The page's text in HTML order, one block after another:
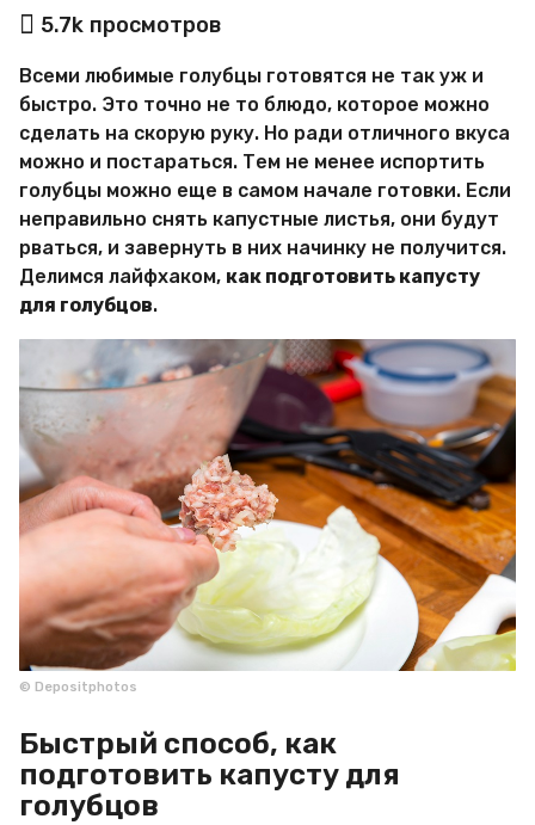
а
в
о
р
М
и
р
Х
и
т
р
о
с
й
5.7k просмотров
Всеми любимые голубцы готовятся не так уж и
быстро. Это точно не то блюдо, которое можно
сделать на скорую руку. Но ради отличного вкуса
можно и постараться. Тем не менее испортить
голубцы можно еще в самом начале готовки. Если
неправильно снять капустные листья, они будут
рваться, и завернуть в них начинку не получится.
Делимся лайфхаком, как подготовить капусту
для голубцов.
© Depositphotos
Быстрый способ, как
подготовить капусту для
голубцов